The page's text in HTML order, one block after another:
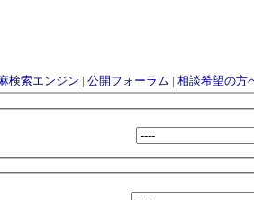
検索エンジン | 公開フォーラム | 相談希望の方